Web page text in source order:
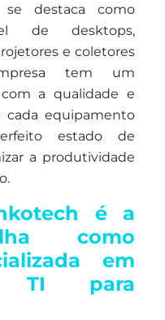
se destaca como
de desktops,
e coletores
tem um
a qualidade e
cada equipamento
estado de
a produtividade
é a
como
em
TI para